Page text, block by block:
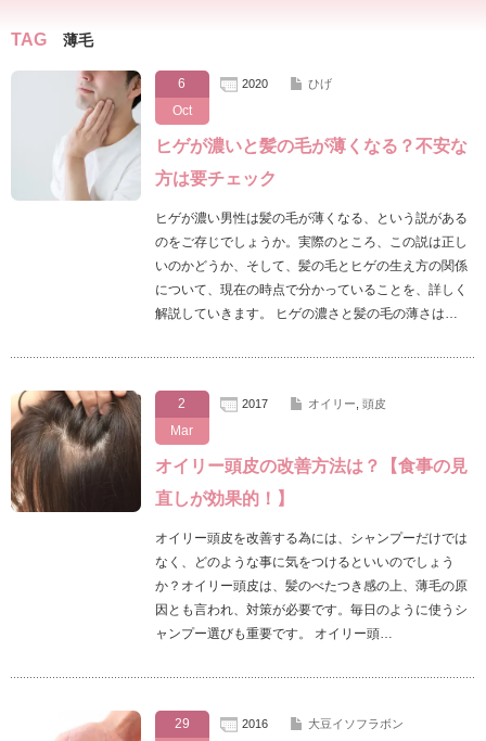
TAG 薄毛
6
Oct
2020 ひげ
ヒゲが濃いと髪の毛が薄くなる？不安な
方は要チェック
ヒゲが濃い男性は髪の毛が薄くなる、という説がある
のをご存じでしょうか。実際のところ、この説は正し
いのかどうか、そして、髪の毛とヒゲの生え方の関係
について、現在の時点で分かっていることを、詳しく
解説していきます。 ヒゲの濃さと髪の毛の薄さは…
2
Mar
2017 オイリー 頭皮
オイリー頭皮の改善方法は？【食事の見
直しが効果的！】
オイリー頭皮を改善する為には、シャンプーだけでは
なく、どのような事に気をつけるといいのでしょう
か？オイリー頭皮は、髪のべたつき感の上、薄毛の原
因とも言われ、対策が必要です。毎日のように使うシ
ャンプー選びも重要です。 オイリー頭…
29
2016 大豆イソフラボン